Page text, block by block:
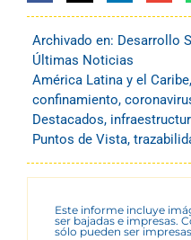
Archivado en: Desarrollo
Últimas Noticias
América Latina y el Caribe,
confinamiento,
Destacados,
Puntos de Vista,
Este informe incluye
ser bajadas e impresas.
sólo pueden ser